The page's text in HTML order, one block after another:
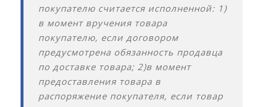
покупателю считается исполненной: 1)
в момент вручения товара
покупателю, если договором
предусмотрена обязанность продавца
по доставке товара; 2)в момент
предоставления товара в
распоряжение покупателя, если товар